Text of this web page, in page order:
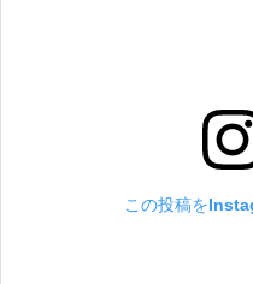
この投稿を